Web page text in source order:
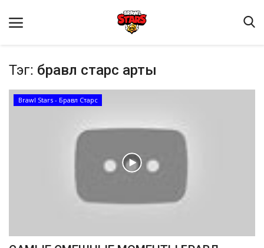
Тэг: бравл старс арты
Brawl Stars - Бравл Старс